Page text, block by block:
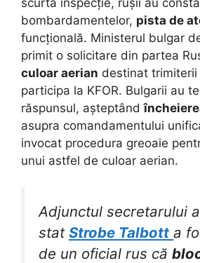
bombardamentelor, pista de
funcțională. Ministerul bulgar
primit o solicitare din partea
culoar aerian destinat
participa la KFOR. Bulgarii au
răspunsul, așteptând
asupra comandamentului
invocat procedura greoaie
unui astfel de culoar aerian.
Adjunctul secretarului
stat Strobe Talbott a
de un oficial rus că